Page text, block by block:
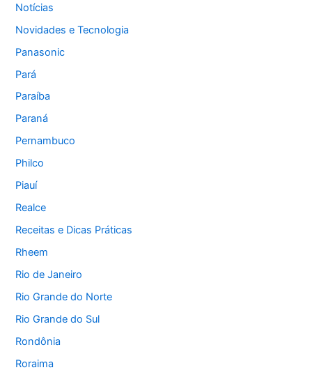
Notícias
Novidades e Tecnologia
Panasonic
Pará
Paraíba
Paraná
Pernambuco
Philco
Piauí
Realce
Receitas e Dicas Práticas
Rheem
Rio de Janeiro
Rio Grande do Norte
Rio Grande do Sul
Rondônia
Roraima